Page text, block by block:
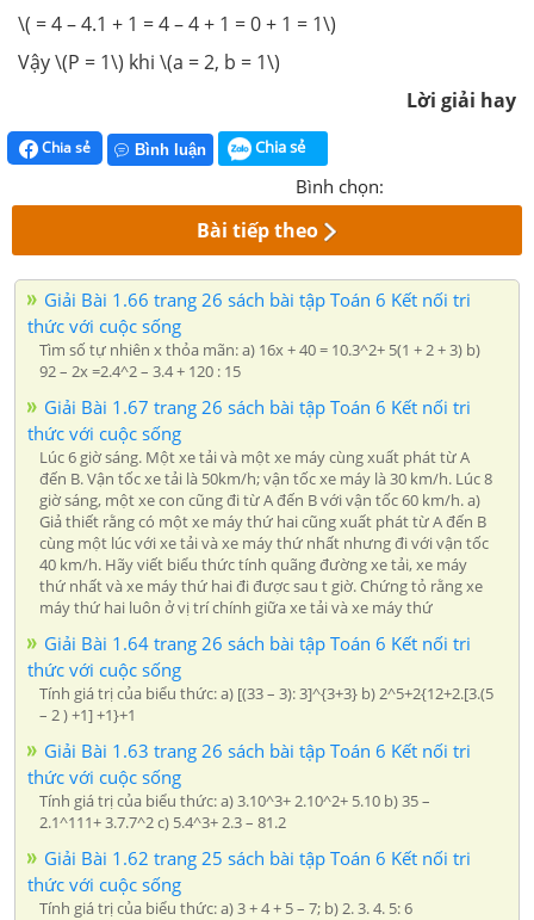
\( = 4 – 4.1 + 1 = 4 – 4 + 1 = 0 + 1 = 1\)
Vậy \(P = 1\) khi \(a = 2, b = 1\)
Lời giải hay
Chia sẻ Bình luận Chia sẻ
Bình chọn:
Bài tiếp theo
Giải Bài 1.66 trang 26 sách bài tập Toán 6 Kết nối tri
thức với cuộc sống
Tìm số tự nhiên x thỏa mãn: a) 16x + 40 = 10.3^2+ 5(1 + 2 + 3) b)
92 – 2x =2.4^2 – 3.4 + 120 : 15
Giải Bài 1.67 trang 26 sách bài tập Toán 6 Kết nối tri
thức với cuộc sống
Lúc 6 giờ sáng. Một xe tải và một xe máy cùng xuất phát từ A
đến B. Vận tốc xe tải là 50km/h; vận tốc xe máy là 30 km/h. Lúc 8
giờ sáng, một xe con cũng đi từ A đến B với vận tốc 60 km/h. a)
Giả thiết rằng có một xe máy thứ hai cũng xuất phát từ A đến B
cùng một lúc với xe tải và xe máy thứ nhất nhưng đi với vận tốc
40 km/h. Hãy viết biểu thức tính quãng đường xe tải, xe máy
thứ nhất và xe máy thứ hai đi được sau t giờ. Chứng tỏ rằng xe
máy thứ hai luôn ở vị trí chính giữa xe tải và xe máy thứ
Giải Bài 1.64 trang 26 sách bài tập Toán 6 Kết nối tri
thức với cuộc sống
Tính giá trị của biểu thức: a) [(33 – 3): 3]^{3+3} b) 2^5+2{12+2.[3.(5
– 2 ) +1] +1}+1
Giải Bài 1.63 trang 26 sách bài tập Toán 6 Kết nối tri
thức với cuộc sống
Tính giá trị của biểu thức: a) 3.10^3+ 2.10^2+ 5.10 b) 35 –
2.1^111+ 3.7.7^2 c) 5.4^3+ 2.3 – 81.2
Giải Bài 1.62 trang 25 sách bài tập Toán 6 Kết nối tri
thức với cuộc sống
Tính giá trị của biểu thức: a) 3 + 4 + 5 – 7; b) 2. 3. 4. 5: 6